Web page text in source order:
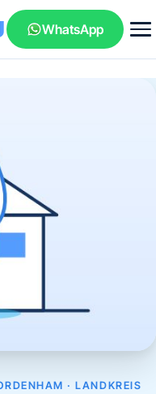
WhatsApp
· LANDKREIS